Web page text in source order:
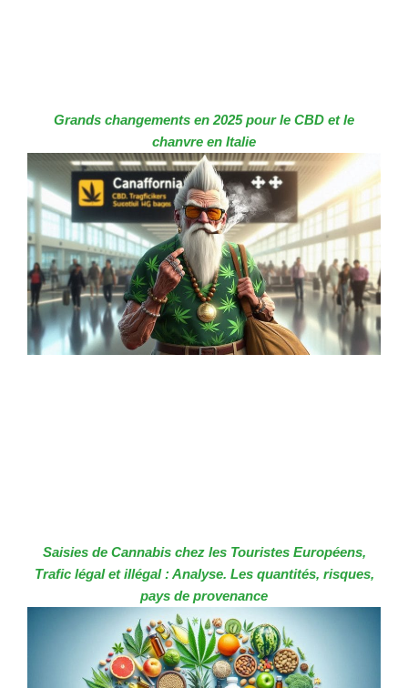
Grands changements en 2025 pour le CBD et le
chanvre en Italie
Saisies de Cannabis chez les Touristes Européens,
Trafic légal et illégal : Analyse. Les quantités, risques,
pays de provenance